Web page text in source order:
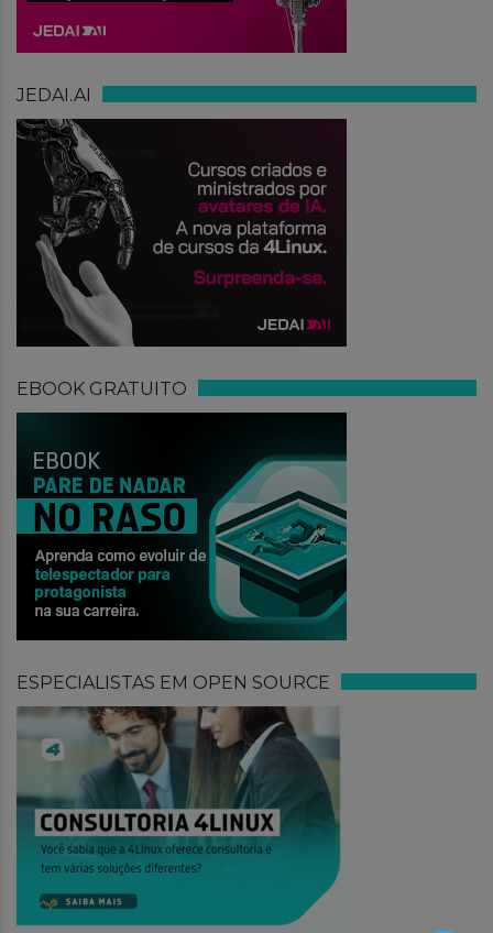
JEDAI.AI
EBOOK GRATUITO
ESPECIALISTAS EM OPEN SOURCE